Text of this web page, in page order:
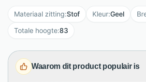
cm, diepte van 64 cm en totale
past deze eetkamerstoel mooi in
ontwerp luchtig en eigentijds. Perfect
diners, koffiemomenten en sfeervolle
Materiaal zitting:Stof Kleur:Geel
Totale hoogte:83
Waarom dit product populair is